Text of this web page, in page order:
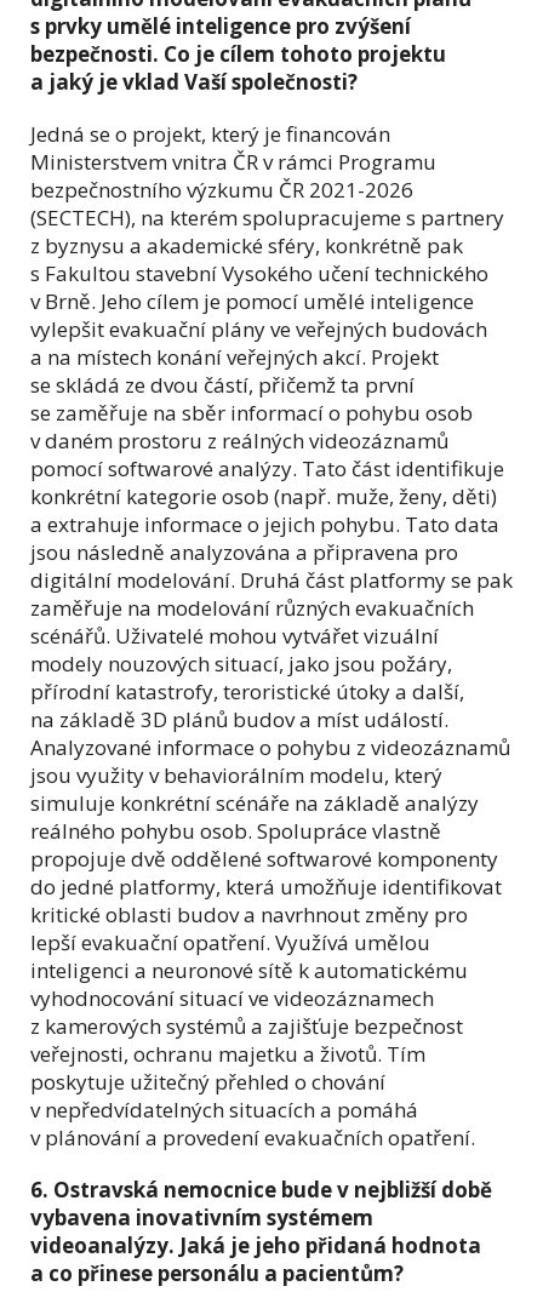
s prvky umělé inteligence pro zvýšení
bezpečnosti. Co je cílem tohoto projektu
a jaký je vklad Vaší společnosti?
Jedná se o projekt, který je financován
Ministerstvem vnitra ČR v rámci Programu
bezpečnostního výzkumu ČR 2021-2026
(SECTECH), na kterém spolupracujeme s partnery
z byznysu a akademické sféry, konkrétně pak
s Fakultou stavební Vysokého učení technického
v Brně. Jeho cílem je pomocí umělé inteligence
vylepšit evakuační plány ve veřejných budovách
a na místech konání veřejných akcí. Projekt
se skládá ze dvou částí, přičemž ta první
se zaměřuje na sběr informací o pohybu osob
v daném prostoru z reálných videozáznamů
pomocí softwarové analýzy. Tato část identifikuje
konkrétní kategorie osob (např. muže, ženy, děti)
a extrahuje informace o jejich pohybu. Tato data
jsou následně analyzována a připravena pro
digitální modelování. Druhá část platformy se pak
zaměřuje na modelování různých evakuačních
scénářů. Uživatelé mohou vytvářet vizuální
modely nouzových situací, jako jsou požáry,
přírodní katastrofy, teroristické útoky a další,
na základě 3D plánů budov a míst událostí.
Analyzované informace o pohybu z videozáznamů
jsou využity v behaviorálním modelu, který
simuluje konkrétní scénáře na základě analýzy
reálného pohybu osob. Spolupráce vlastně
propojuje dvě oddělené softwarové komponenty
do jedné platformy, která umožňuje identifikovat
kritické oblasti budov a navrhnout změny pro
lepší evakuační opatření. Využívá umělou
inteligenci a neuronové sítě k automatickému
vyhodnocování situací ve videozáznamech
z kamerových systémů a zajišťuje bezpečnost
veřejnosti, ochranu majetku a životů. Tím
poskytuje užitečný přehled o chování
v nepředvídatelných situacích a pomáhá
v plánování a provedení evakuačních opatření.
6. Ostravská nemocnice bude v nejbližší době
vybavena inovativním systémem
videoanalýzy. Jaká je jeho přidaná hodnota
a co přinese personálu a pacientům?